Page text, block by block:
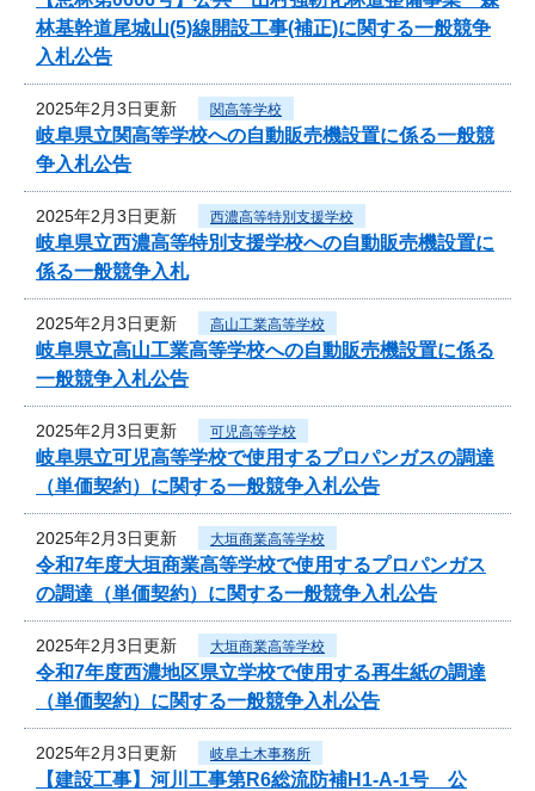
林基幹道尾城山(5)線開設工事(補正)に関する一般競争
入札公告
2025年2月3日更新 関高等学校
岐阜県立関高等学校への自動販売機設置に係る一般競
争入札公告
2025年2月3日更新 西濃高等特別支援学校
岐阜県立西濃高等特別支援学校への自動販売機設置に
係る一般競争入札
2025年2月3日更新 高山工業高等学校
岐阜県立高山工業高等学校への自動販売機設置に係る
一般競争入札公告
2025年2月3日更新 可児高等学校
岐阜県立可児高等学校で使用するプロパンガスの調達
（単価契約）に関する一般競争入札公告
2025年2月3日更新 大垣商業高等学校
令和7年度大垣商業高等学校で使用するプロパンガス
の調達（単価契約）に関する一般競争入札公告
2025年2月3日更新 大垣商業高等学校
令和7年度西濃地区県立学校で使用する再生紙の調達
（単価契約）に関する一般競争入札公告
2025年2月3日更新 岐阜土木事務所
【建設工事】河川工事第R6総流防補H1-A-1号 公